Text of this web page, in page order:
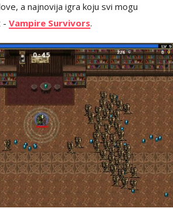
a najnovija igra koju svi mogu
- Vampire Survivors.